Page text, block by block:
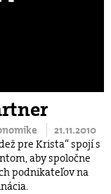
21.11.2010
pre Krista“ spojí s
aby spoločne
podnikateľov na